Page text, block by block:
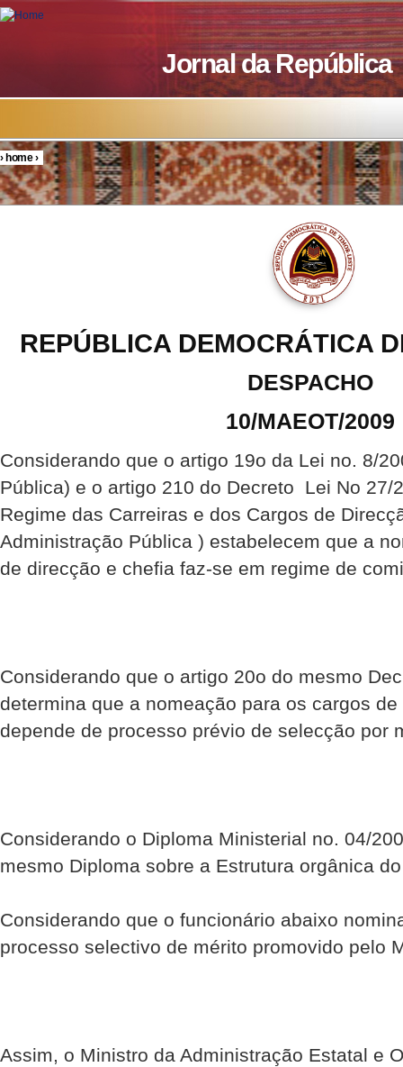
Skip to main content
Jornal da República
You are here
›home›
REPÚBLICA DEMOCRÁTICA
DESPACHO
10/MAEOT/2009
Considerando que o artigo 19o da Lei no. 8/
Pública) e o artigo 210 do Decreto  Lei No
Regime das Carreiras e dos Cargos de
Administração Pública ) estabelecem que a
de direcção e chefia faz-se em regime de
Considerando que o artigo 20o do mesmo
determina que a nomeação para os cargos
depende de processo prévio de selecção por
Considerando o Diploma Ministerial no. 04/
mesmo Diploma sobre a Estrutura orgânica
Considerando que o funcionário abaixo
processo selectivo de mérito promovido pelo
Assim, o Ministro da Administração Estatal e